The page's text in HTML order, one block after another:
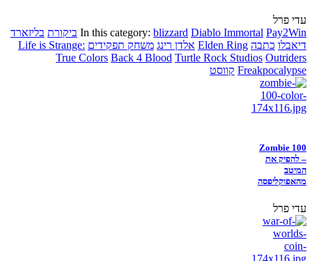
עדי פרל
In this category: blizzard Diablo Immortal Pay2Win ביקורת בליזארד
דיאבלו כתבה Elden Ring אלדן רינג משחק תפקידים Life is Strange:
True Colors Back 4 Blood Turtle Rock Studios Outriders
Freakpocalypse קווסט
Zombie 100
– להפיק את
המיטב
מהאפוקליפסה
עדי פרל